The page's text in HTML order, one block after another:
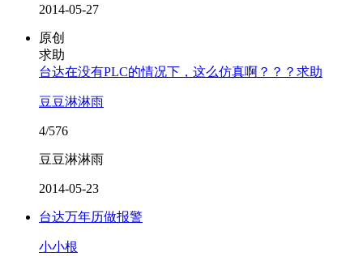
2014-05-27
原创
求助
台达在没有PLC的情况下，这么仿真啊？？？求助
豆豆淋淋雨
4/576
豆豆淋淋雨
2014-05-23
台达万年历做报警
小小根